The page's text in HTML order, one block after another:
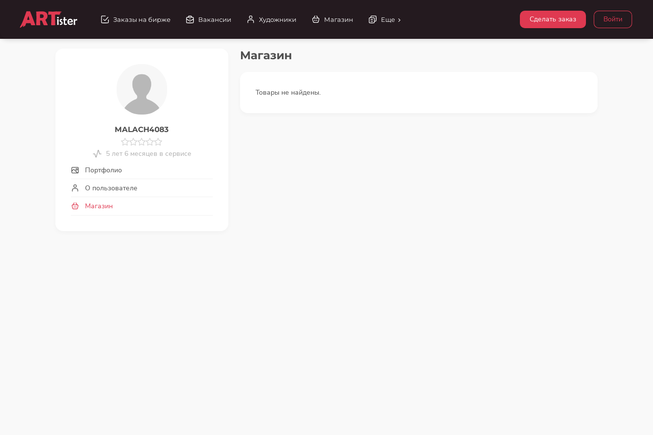
Войти
Сделать заказ
Заказы на бирже Вакансии Художники Магазин Еще
MALACH4083
5 лет 6 месяцев в сервисе
Портфолио
О пользователе
Магазин
Магазин
Товары не найдены.